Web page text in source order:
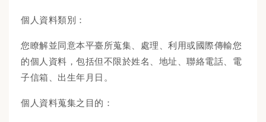
個人資料類別：
您瞭解並同意本平臺所蒐集、處理、利用或國際傳輸您
的個人資料，包括但不限於姓名、地址、聯絡電話、電
子信箱、出生年月日。
個人資料蒐集之目的：